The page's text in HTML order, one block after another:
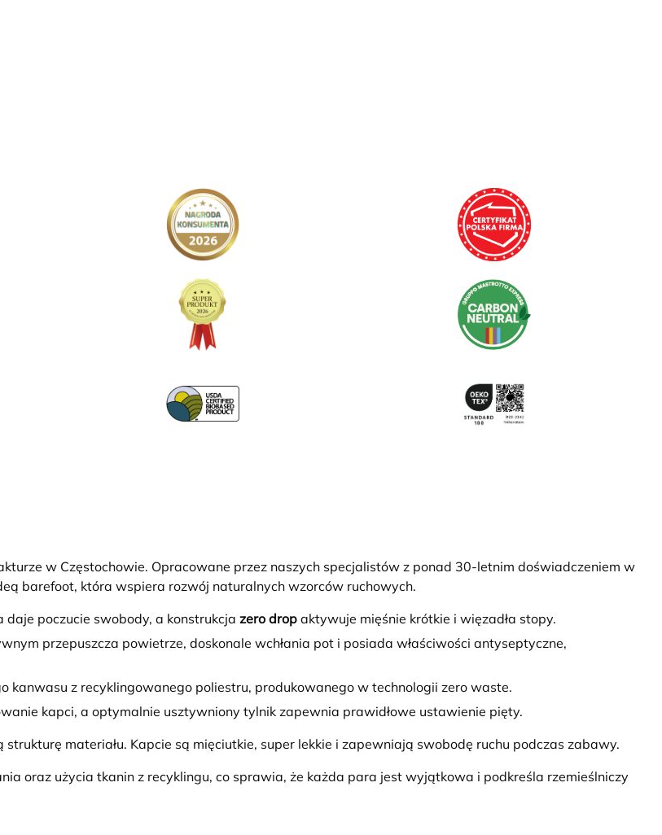
w Częstochowie. Opracowane przez naszych specjalistów z ponad 30-letnim doświadczeniem w
barefoot, która wspiera rozwój naturalnych wzorców ruchowych.
poczucie swobody, a konstrukcja zero drop aktywuje mięśnie krótkie i więzadła stopy.
przepuszcza powietrze, doskonale wchłania pot i posiada właściwości antyseptyczne,
kanwasu z recyklingowanego poliestru, produkowanego w technologii zero waste.
kapci, a optymalnie usztywniony tylnik zapewnia prawidłowe ustawienie pięty.
materiału. Kapcie są mięciutkie, super lekkie i zapewniają swobodę ruchu podczas zabawy.
oraz użycia tkanin z recyklingu, co sprawia, że każda para jest wyjątkowa i podkreśla rzemieślniczy